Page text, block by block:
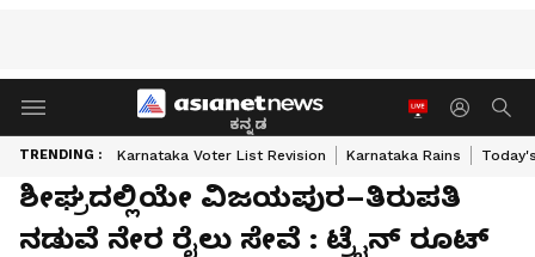
ಕನ್ನಡ
TRENDING : Karnataka Voter List Revision Karnataka Rains
ಶೀಘ್ರದಲ್ಲಿಯೇ ವಿಜಯಪುರ–ತಿರುಪತಿ
ನಡುವೆ ನೇರ ರೈಲು ಸೇವೆ : ಟ್ರೈನ್ ರೂಟ್